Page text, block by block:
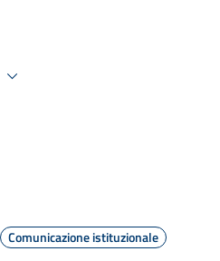
Comunicazione istituzionale